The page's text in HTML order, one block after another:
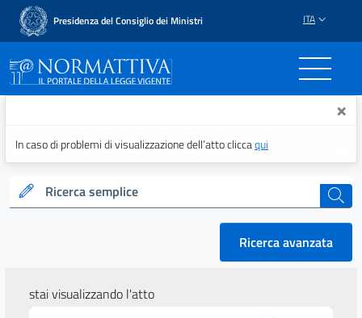
Presidenza del Consiglio dei Ministri ITA
Normattiva - Il portale ×
In caso di problemi di visualizzazione dell’atto cliccaqui
Ricerca semplice cerca
Ricerca avanzata
stai visualizzando l'atto